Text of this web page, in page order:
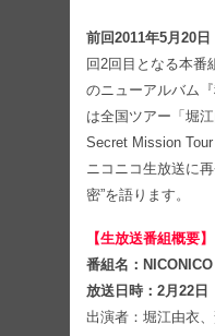
前回2011年5月20日
回2回目となる本番
のニューアルバム
は全国ツアー「堀
Secret Mission Tour
ニコニコ生放送に
密”を語ります。
【生放送番組概要】
番組名：NICONICO
放送日時：2月22日
出演者：堀江由衣、